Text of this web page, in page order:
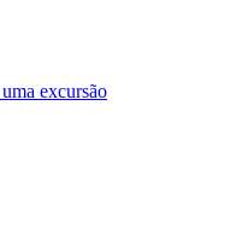
excursão